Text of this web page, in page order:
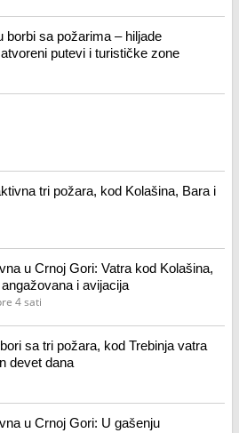
borbi sa požarima – hiljade
putevi i turističke zone
tri požara, kod Kolašina, Bara i
u Crnoj Gori: Vatra kod Kolašina,
i avijacija
4 sati
sa tri požara, kod Trebinja vatra
devet dana
u Crnoj Gori: U gašenju